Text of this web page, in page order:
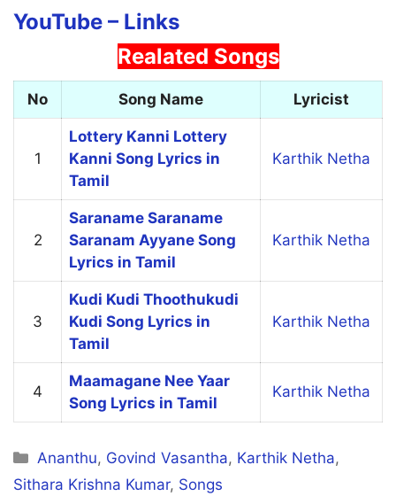
A… sodalamaadappaa
Inge manusan yaarappaa
Kelvi oru kelvi
A… ethiri yaarappaa
Inge uravu yaarappaa
Saami ada saami
Perum paada irukke
Neethi katha kettu valarnththu ethukku
Pallikalil paadam nooru ethukku
Panaththil ulage suzhalum poluthu
YouTube – Links
Realated Songs
No Song Name Lyricist
1
Lottery Kanni Lottery
Kanni Song Lyrics in
Tamil
Karthik Netha
2
Saraname Saraname
Saranam Ayyane Song
Lyrics in Tamil
Karthik Netha
3
Kudi Kudi Thoothukudi
Kudi Song Lyrics in
Tamil
Karthik Netha
4
Maamagane Nee Yaar
Song Lyrics in Tamil
Karthik Netha
Categories
Ananthu, Govind Vasantha, Karthik Netha,
Sithara Krishna Kumar, Songs